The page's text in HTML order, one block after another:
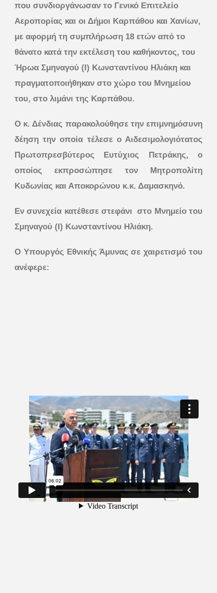
που συνδιοργάνωσαν το Γενικό Επιτελείο
Αεροπορίας και οι Δήμοι Καρπάθου και Χανίων,
με αφορμή τη συμπλήρωση 18 ετών από το
θάνατο κατά την εκτέλεση του καθήκοντος, του
Ήρωα Σμηναγού (Ι) Κωνσταντίνου Ηλιάκη και
πραγματοποιήθηκαν στο χώρο του Μνημείου
του, στο λιμάνι της Καρπάθου.
Ο κ. Δένδιας παρακολούθησε την επιμνημόσυνη
δέηση την οποία τέλεσε ο Αιδεσιμολογιότατος
Πρωτοπρεσβύτερος Ευτύχιος Πετράκης, ο
οποίος εκπροσώπησε τον Μητροπολίτη
Κυδωνίας και Αποκορώνου κ.κ. Δαμασκηνό.
Εν συνεχεία κατέθεσε στεφάνι στο Μνημείο του
Σμηναγού (Ι) Κωνσταντίνου Ηλιάκη.
Ο Υπουργός Εθνικής Άμυνας σε χαιρετισμό του
ανέφερε: